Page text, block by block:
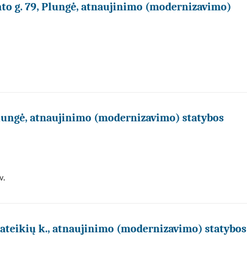
g. 79, Plungė, atnaujinimo (modernizavimo)
atnaujinimo (modernizavimo) statybos
k., atnaujinimo (modernizavimo) statybos